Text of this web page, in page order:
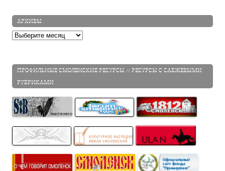
АРХИВЫ
Архивы
ПРОФИЛЬНЫЕ СМОЛЕНСКИЕ РЕСУРСЫ // РЕСУРСЫ С САБЖЕВЫМИ
РУБРИКАМИ